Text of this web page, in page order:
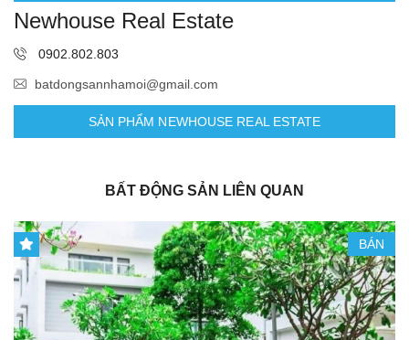
Newhouse Real Estate
0902.802.803
batdongsannhamoi@gmail.com
SẢN PHẨM NEWHOUSE REAL ESTATE
BẤT ĐỘNG SẢN LIÊN QUAN
BÁN